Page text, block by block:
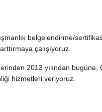
belgelendirme/
çalışıyoruz.
2013 yılından bugüne,
hizmetleri veriyoruz.